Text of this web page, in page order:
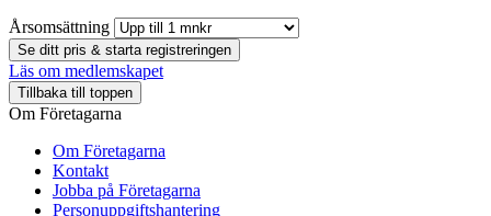
Årsomsättning
Se ditt pris & starta registreringen
Läs om medlemskapet
Tillbaka till toppen
Om Företagarna
Om Företagarna
Kontakt
Jobba på Företagarna
Personuppgiftshantering